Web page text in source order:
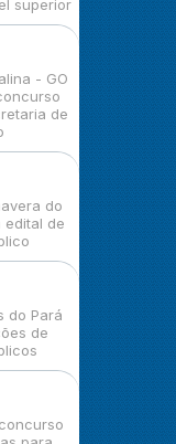
superior
- GO
de
do
edital de
do Pará
de